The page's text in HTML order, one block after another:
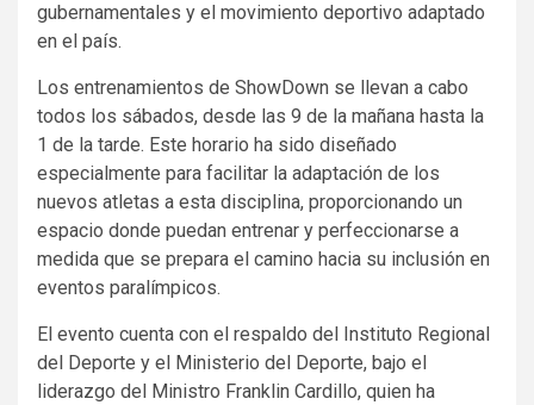
gubernamentales y el movimiento deportivo adaptado
en el país.
Los entrenamientos de ShowDown se llevan a cabo
todos los sábados, desde las 9 de la mañana hasta la
1 de la tarde. Este horario ha sido diseñado
especialmente para facilitar la adaptación de los
nuevos atletas a esta disciplina, proporcionando un
espacio donde puedan entrenar y perfeccionarse a
medida que se prepara el camino hacia su inclusión en
eventos paralímpicos.
El evento cuenta con el respaldo del Instituto Regional
del Deporte y el Ministerio del Deporte, bajo el
liderazgo del Ministro Franklin Cardillo, quien ha